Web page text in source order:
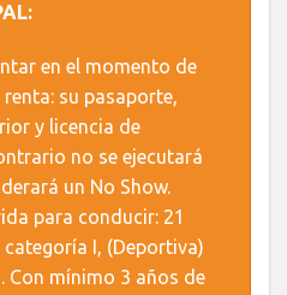
en el momento de
su pasaporte,
y licencia de
no se ejecutará
un No Show.
para conducir: 21
categoría I, (Deportiva)
Con mínimo 3 años de